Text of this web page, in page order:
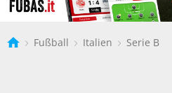
Fußball Italien Serie B